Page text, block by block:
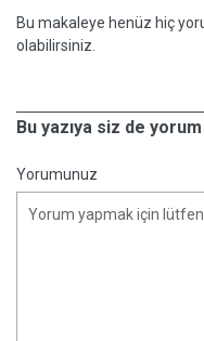
Bu makaleye henüz hiç
olabilirsiniz.
Bu yazıya siz de
Yorumunuz